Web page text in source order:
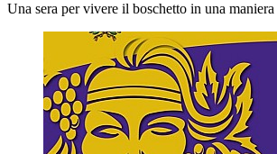
Una sera per vivere il boschetto in una maniera